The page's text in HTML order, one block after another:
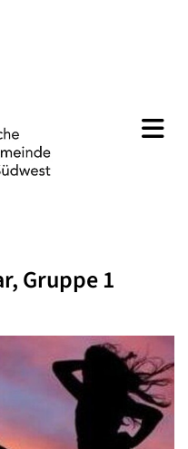
Gruppe 1